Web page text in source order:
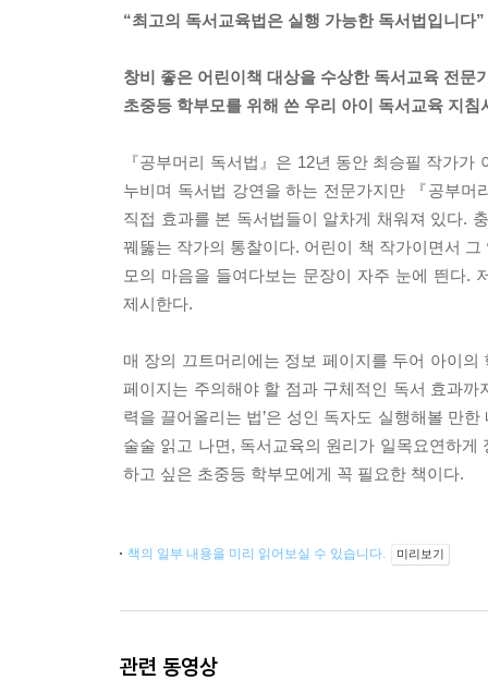
“최고의 독서교육법은 실행 가능한 독서법입니다”
창비 좋은 어린이책 대상을 수상한 독서교육 전문
초중등 학부모를 위해 쓴 우리 아이 독서교육 지침
『공부머리 독서법』은 12년 동안 최승필 작가
누비며 독서법 강연을 하는 전문가지만 『공부
직접 효과를 본 독서법들이 알차게 채워져 있다.
꿰뚫는 작가의 통찰이다. 어린이 책 작가이면서
모의 마음을 들여다보는 문장이 자주 눈에 띈다.
제시한다.
매 장의 끄트머리에는 정보 페이지를 두어 아이
페이지는 주의해야 할 점과 구체적인 독서 효과
력을 끌어올리는 법’은 성인 독자도 실행해볼 만
술술 읽고 나면, 독서교육의 원리가 일목요연하
하고 싶은 초중등 학부모에게 꼭 필요한 책이다.
책의 일부 내용을 미리 읽어보실 수 있습니다. 미리보기
관련 동영상